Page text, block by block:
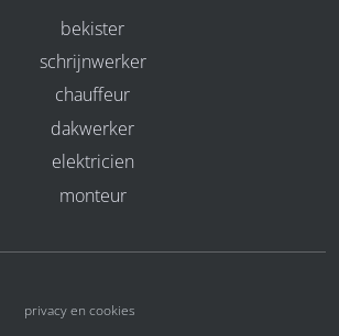
bekister
schrijnwerker
chauffeur
dakwerker
elektricien
monteur
privacy en cookies